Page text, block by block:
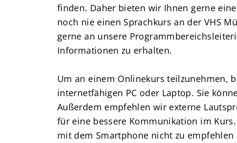
finden. Daher bieten wir Ihnen gerne
noch nie einen Sprachkurs an der VHS
gerne an unsere
Informationen zu erhalten.
Um an einem Onlinekurs teilzunehmen,
internetfähigen PC oder Laptop. Sie
Außerdem empfehlen wir externe
für eine bessere Kommunikation im
mit dem Smartphone nicht zu